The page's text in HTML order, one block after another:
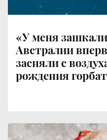
«У меня
Австралии
засняли с
рождения